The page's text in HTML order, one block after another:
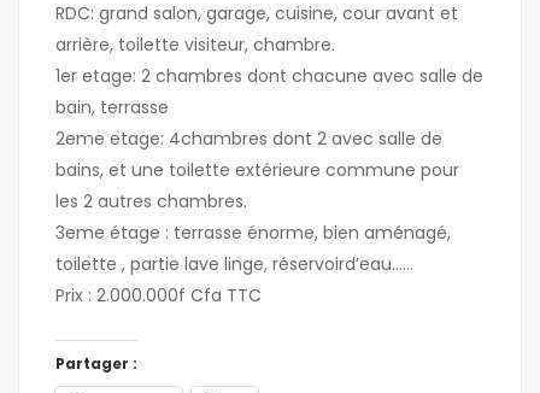
RDC: grand salon, garage, cuisine, cour avant et
arrière, toilette visiteur, chambre.
1er etage: 2 chambres dont chacune avec salle de
bain, terrasse
2eme etage: 4chambres dont 2 avec salle de
bains, et une toilette extérieure commune pour
les 2 autres chambres.
3eme étage : terrasse énorme, bien aménagé,
toilette , partie lave linge, réservoird’eau……
Prix : 2.000.000f Cfa TTC
Partager :